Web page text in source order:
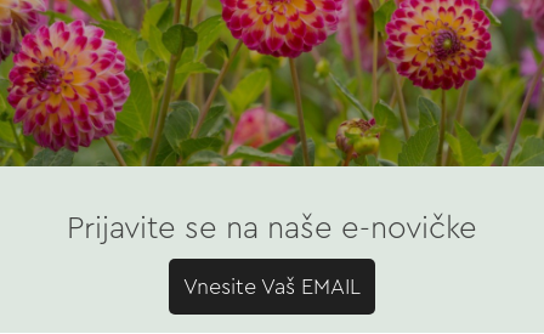
Prijavite se na naše e-novičke
Vnesite Vaš EMAIL